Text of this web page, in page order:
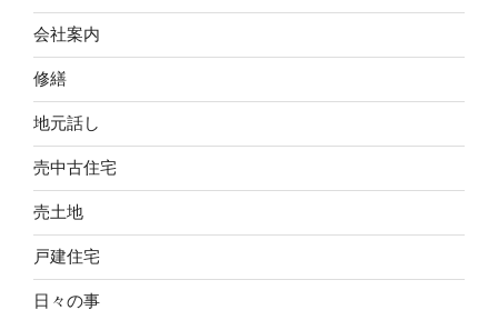
会社案内
修繕
地元話し
売中古住宅
売土地
戸建住宅
日々の事